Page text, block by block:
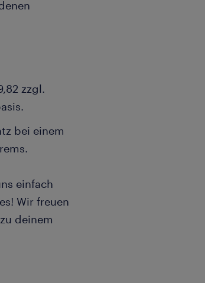
zzgl.
bei einem
einfach
Wir freuen
deinem